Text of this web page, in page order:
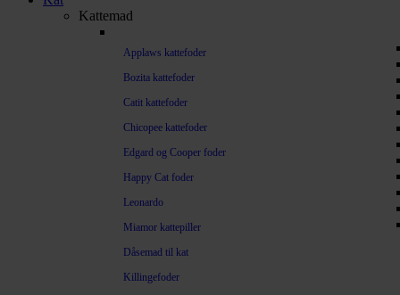
Kattemad
Applaws kattefoder
Bozita kattefoder
Catit kattefoder
Chicopee kattefoder
Edgard og Cooper foder
Happy Cat foder
Leonardo
Miamor kattepiller
Dåsemad til kat
Killingefoder